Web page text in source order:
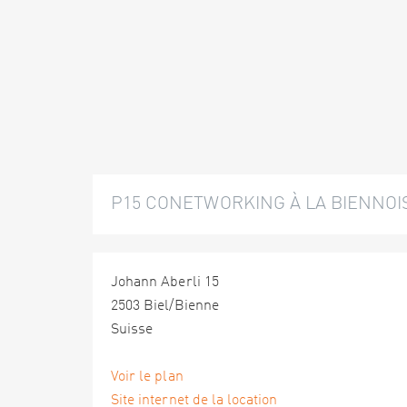
P15 CONETWORKING À LA
Johann Aberli 15
2503 Biel/Bienne
Suisse
Voir le plan
Site internet de la location